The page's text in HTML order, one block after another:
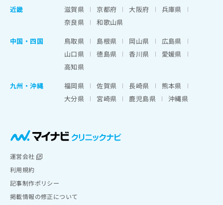
近畿
滋賀県 京都府 大阪府
兵庫県
奈良県
和歌山県
中国・四国
鳥取県 島根県 岡山県
広島県
山口県
徳島県 香川県
愛媛県
高知県
九州・沖縄
福岡県 佐賀県 長崎県
熊本県
大分県
宮崎県 鹿児島県 沖縄県
運営会社
利用規約
記事制作ポリシー
掲載情報の修正について